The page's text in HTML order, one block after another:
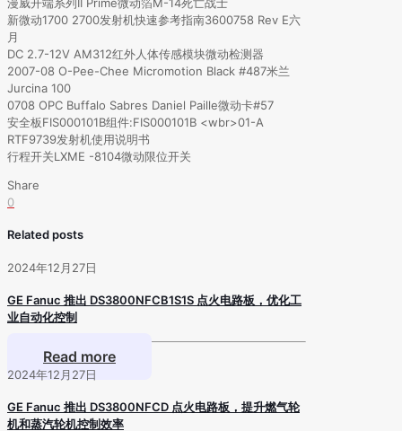
新微动1700 2700发射机快速参考指南3600758 Rev E六
月
DC 2.7-12V AM312红外人体传感模块微动检测器
2007-08 O-Pee-Chee Micromotion Black #487米兰
Jurcina 100
0708 OPC Buffalo Sabres Daniel Paille微动卡#57
安全板FIS000101B组件:FIS000101B <wbr>01-A
RTF9739发射机使用说明书
行程开关LXME -8104微动限位开关
Share
0
Related posts
2024年12月27日
GE Fanuc 推出 DS3800NFCB1S1S 点火电路板，优化工
业自动化控制
Read more
2024年12月27日
GE Fanuc 推出 DS3800NFCD 点火电路板，提升燃气轮
机和蒸汽轮机控制效率